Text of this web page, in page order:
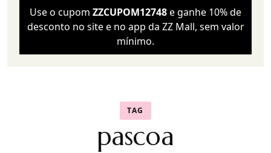
Use o cupom ZZCUPOM12748e ganhe 10% de
desconto no site e no app da ZZ Mall, sem valor
mínimo.
TAG
pascoa